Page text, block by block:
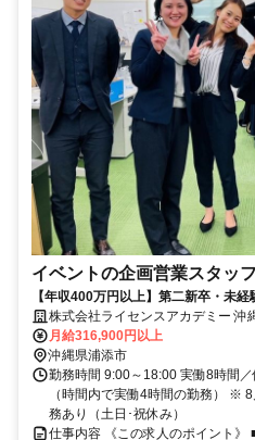
イベントの企画営業スタッフ
【年収400万円以上】第二新卒・未
仕事★
株式会社ライセンスアカデミー 沖
月給316,900円以上
沖縄県浦添市
勤務時間 9:00～18:00 実働8時間
（時間内で実働4時間の勤務） ※
務あり（土日･祝休み）
仕事内容 《この求人のポイント